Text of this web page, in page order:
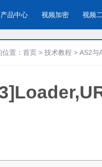
产品中心
酷播云 | 企
免费稳定无广
视频加密 视频
产品宣传
通过视频来展示
置： 首页 > 技术教程 > AS2与